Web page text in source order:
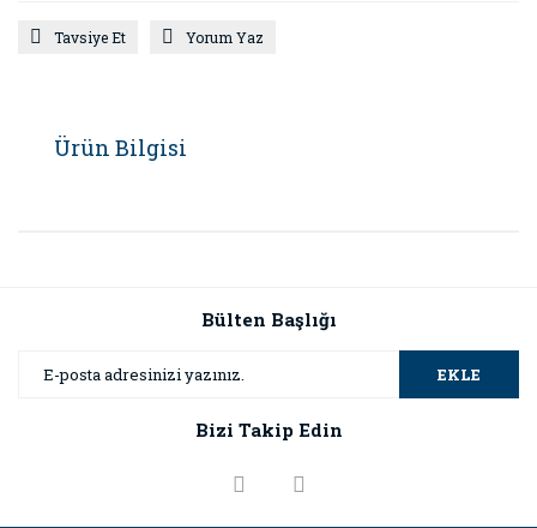
Tavsiye Et Yorum Yaz
Ürün Bilgisi
Bülten Başlığı
EKLE
Bizi Takip Edin